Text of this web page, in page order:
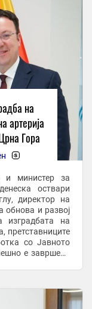
на
артерија
Гора
-
и министер за
оствари
директор на
обнова и развој
изградбата на
претставниците
со Јавното
е завршена